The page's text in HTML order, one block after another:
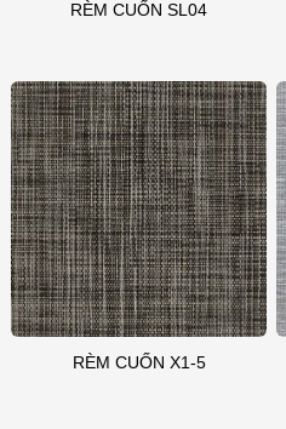
RÈM CUỐN SL04
RÈM CUỐN X1-5